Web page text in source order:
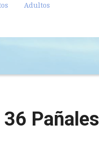
Adultos
Pañales